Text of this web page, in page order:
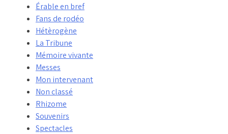
Érable en bref
Fans de rodéo
Hétèrogène
La Tribune
Mémoire vivante
Messes
Mon intervenant
Non classé
Rhizome
Souvenirs
Spectacles